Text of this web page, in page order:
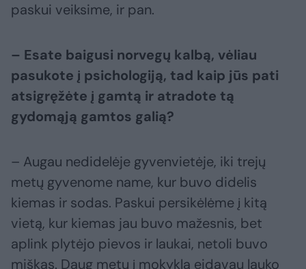
paskui veiksime, ir pan.
– Esate baigusi norvegų kalbą, vėliau
pasukote į psichologiją, tad kaip jūs pati
atsigręžėte į gamtą ir atradote tą
gydomąją gamtos galią?
– Augau nedidelėje gyvenvietėje, iki trejų
metų gyvenome name, kur buvo didelis
kiemas ir sodas. Paskui persikėlėme į kitą
vietą, kur kiemas jau buvo mažesnis, bet
aplink plytėjo pievos ir laukai, netoli buvo
miškas. Daug metų į mokyklą eidavau lauko